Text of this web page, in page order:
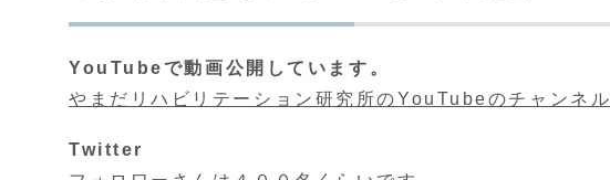
YouTubeで動画公開しています。
やまだリハビリテーション研究所のYouTubeのチャンネル
Twitter